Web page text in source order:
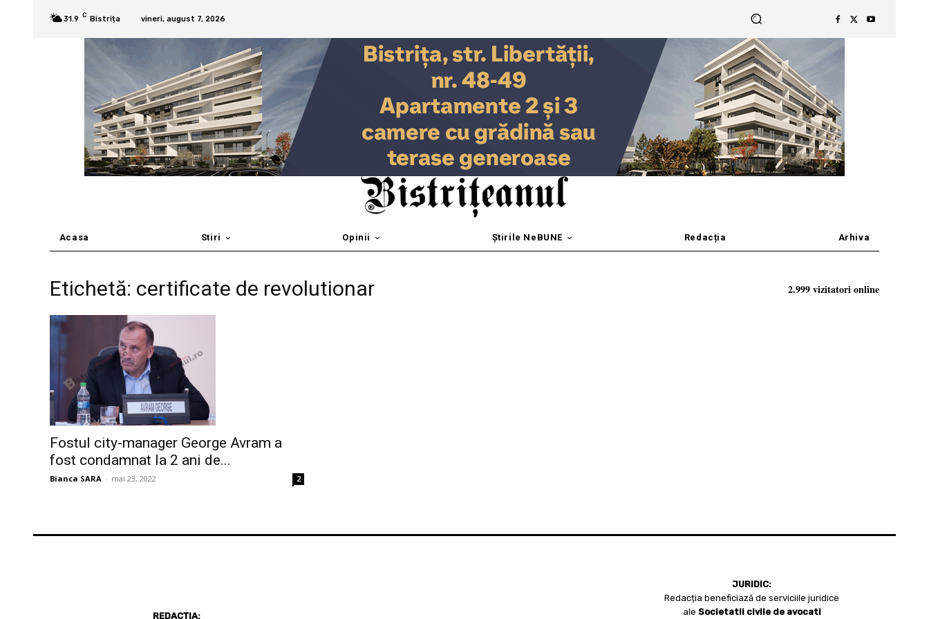
31.9 C Bistrița vineri, august 7, 2026
Acasa Stiri Opinii Știrile NeBUNE Redacția Arhiva
Etichetă: certificate de revolutionar
Fostul city-manager George Avram a
fost condamnat la 2 ani de...
Bianca SARA - mai 23, 2022 2
2.999 vizitatori online
REDACȚIA:
JURIDIC:
Redacția beneficiază de serviciile juridice
ale Societatii civile de avocati